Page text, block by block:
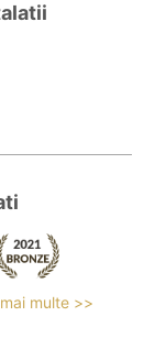
multe >>